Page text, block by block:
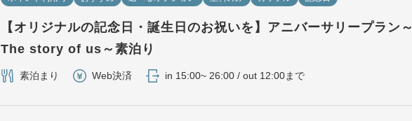
【オリジナルの記念日・誕生日のお祝いを】アニバーサリープラン～
The story of us～素泊り
素泊まり Web決済 in 15:00~ 26:00 / out 12:00まで